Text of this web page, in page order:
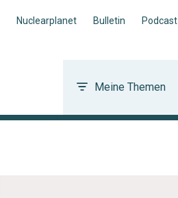
Nuclearplanet Bulletin Podcast
Meine Themen